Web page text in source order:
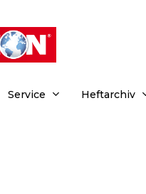
Service Heftarchiv